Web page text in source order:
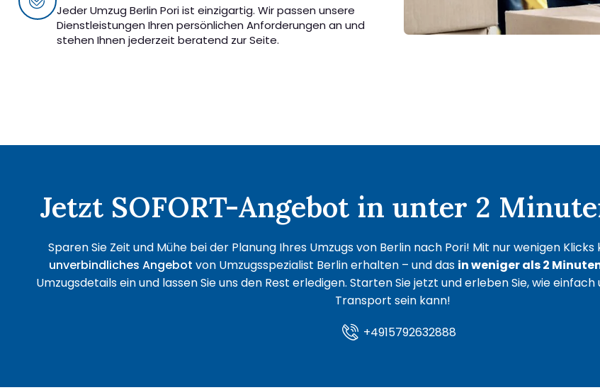
Jeder Umzug Berlin Pori ist einzigartig. Wir passen unsere
Dienstleistungen Ihren persönlichen Anforderungen an und
stehen Ihnen jederzeit beratend zur Seite.
Jetzt SOFORT-Angebot in unter 2
Sparen Sie Zeit und Mühe bei der Planung Ihres Umzugs von Berlin nach Pori! Mit nur wenigen
unverbindliches Angebot von Umzugsspezialist Berlin erhalten – und das in weniger als 2
Umzugsdetails ein und lassen Sie uns den Rest erledigen. Starten Sie jetzt und erleben Sie, wie
Transport sein kann!
+4915792632888